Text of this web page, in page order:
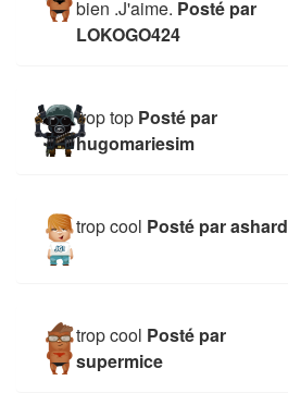
bien .J'aime. Posté par
LOKOGO424
trop top Posté par
hugomariesim
trop cool Posté par ashard
trop cool Posté par
supermice